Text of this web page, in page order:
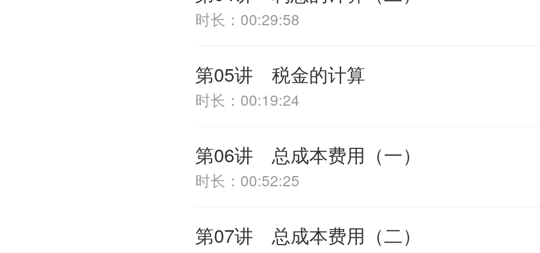
时长：00:29:58
第05讲 税金的计算
时长：00:19:24
第06讲 总成本费用（一）
时长：00:52:25
第07讲 总成本费用（二）